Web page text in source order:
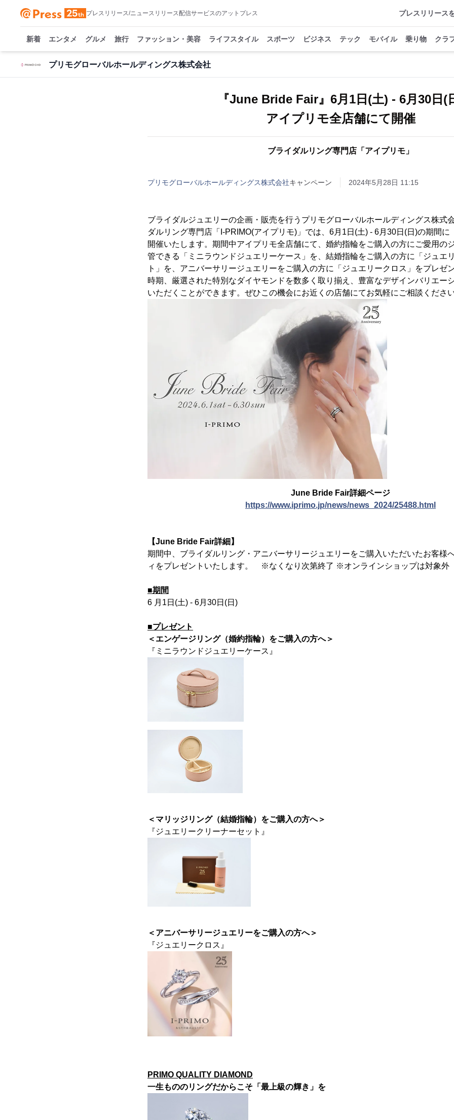
プレスリリース/ニュースリリース配信サービスのアットプレス プレスリリース
新着 エンタメ グルメ 旅行 ファッション・美容 ライフスタイル スポーツ ビジネス テック モバイル 乗り物 クラ
プリモグローバルホールディングス株式会社
『June Bride Fair』6月1日(土) - 6月30日(
アイプリモ全店舗にて開催
ブライダルリング専門店「アイプリモ」
プリモグローバルホールディングス株式会社キャンペーン 2024年5月28日 11:15
ブライダルジュエリーの企画・販売を行うプリモグローバルホールディングス株式
ダルリング専門店「I-PRIMO(アイプリモ)」では、6月1日(土) - 6月30日(日)の期間に
開催いたします。期間中アイプリモ全店舗にて、婚約指輪をご購入の方にご愛用の
管できる「ミニラウンドジュエリーケース」を、結婚指輪をご購入の方に「ジュエ
ト」を、アニバーサリージュエリーをご購入の方に「ジュエリークロス」をプレゼ
時期、厳選された特別なダイヤモンドを数多く取り揃え、豊富なデザインバリエー
いただくことができます。ぜひこの機会にお近くの店舗にてお気軽にご相談ください
June Bride Fair詳細ページ
https://www.iprimo.jp/news/news_2024/25488.html
【June Bride Fair詳細】
期間中、ブライダルリング・アニバーサリージュエリーをご購入いただいたお客様
ィをプレゼントいたします。 ※なくなり次第終了 ※オンラインショップは対象外
■期間
6 月1日(土) - 6月30日(日)
■プレゼント
＜エンゲージリング（婚約指輪）をご購入の方へ＞
『ミニラウンドジュエリーケース』
＜マリッジリング（結婚指輪）をご購入の方へ＞
『ジュエリークリーナーセット』
＜アニバーサリージュエリーをご購入の方へ＞
『ジュエリークロス』
PRIMO QUALITY DIAMOND
一生もののリングだからこそ「最上級の輝き」を